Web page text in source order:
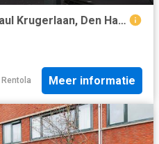
Per direct beschikbaar: Paul Krugerlaan, Den Haag
Rentola Meer informatie